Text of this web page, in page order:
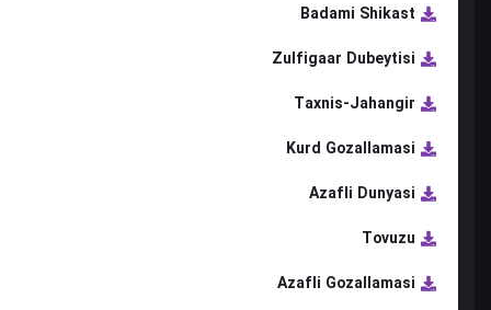
Badami Shikast
Zulfigaar Dubeytisi
Taxnis-Jahangir
Kurd Gozallamasi
Azafli Dunyasi
Tovuzu
Azafli Gozallamasi